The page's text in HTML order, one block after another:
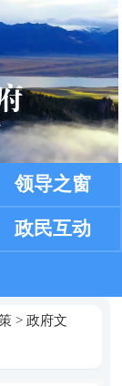
领导之窗
政民互动
> 政府文